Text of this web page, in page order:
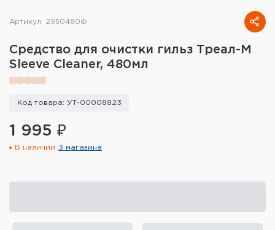
Кобуры и системы ношения
снаряжения
Сумки и рюкзаки
Ремни, патронташи и подсумки
Артикул: 2950480Ф
Средство для очистки гильз Треал-М
Sleeve Cleaner, 480мл
Код товара: УТ-00008823
1 995 ₽
В наличии 3 магазина